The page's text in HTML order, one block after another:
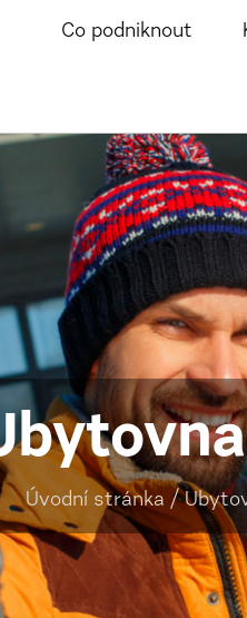
Co podniknout
Úvodní stránka /